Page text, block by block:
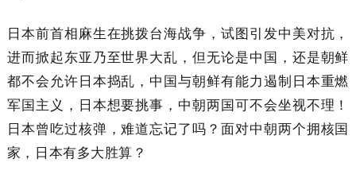
日本前首相麻生在挑拨台海战争，试图引发中美对抗，
进而掀起东亚乃至世界大乱，但无论是中国，还是朝鲜
都不会允许日本捣乱，中国与朝鲜有能力遏制日本重燃
军国主义，日本想要挑事，中朝两国可不会坐视不理！
日本曾吃过核弹，难道忘记了吗？面对中朝两个拥核国
家，日本有多大胜算？